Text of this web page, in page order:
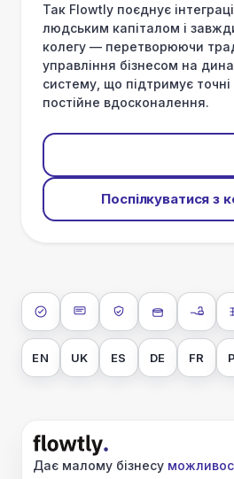
Так Flowtly поєднує
людським капіталом і
колегу — перетворюючи
управління бізнесом на
систему, що підтримує
постійне вдосконалення.
Поспілкуватися з
ISO 27001SOC 2 Type II
GDPR
EN UK ES DE FR
Дає малому бізнесу